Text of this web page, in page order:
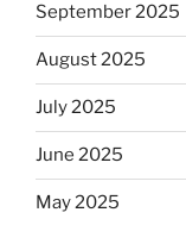
September 2025
August 2025
July 2025
June 2025
May 2025